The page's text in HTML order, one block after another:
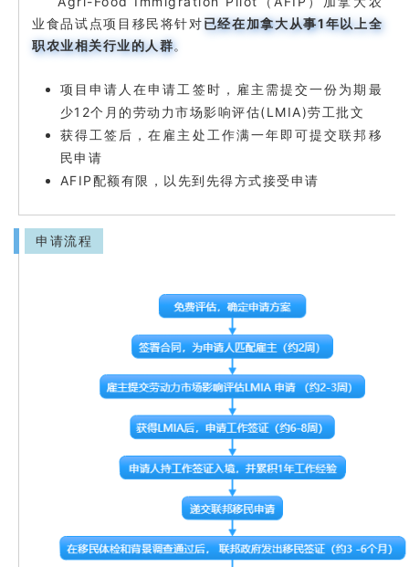
业食品试点项目移民将针对已经在加拿大从事1年以上全
职农业相关行业的人群。
项目申请人在申请工签时，雇主需提交一份为期最
少12个月的劳动力市场影响评估(LMIA)劳工批文
获得工签后，在雇主处工作满一年即可提交联邦移
民申请
AFIP 配额有限，以先到先得方式接受申请
申请流程